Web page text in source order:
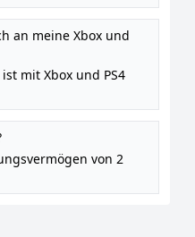
an meine Xbox und
mit Xbox und PS4
von 2